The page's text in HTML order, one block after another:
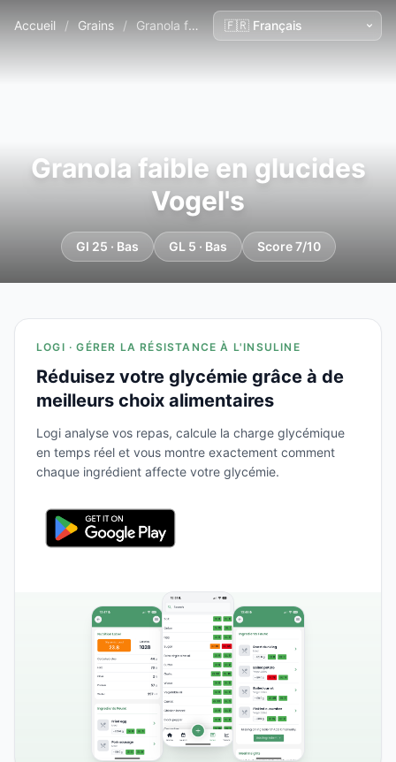
Accueil / Grains / Granola faible en glucides Vogel's
Granola faible en glucides
Vogel's
GI 25 · Bas GL 5 · Bas Score 7/10
LOGI · GÉRER LA RÉSISTANCE À L'INSULINE
Réduisez votre glycémie grâce à de
meilleurs choix alimentaires
Logi analyse vos repas, calcule la charge glycémique
en temps réel et vous montre exactement comment
chaque ingrédient affecte votre glycémie.